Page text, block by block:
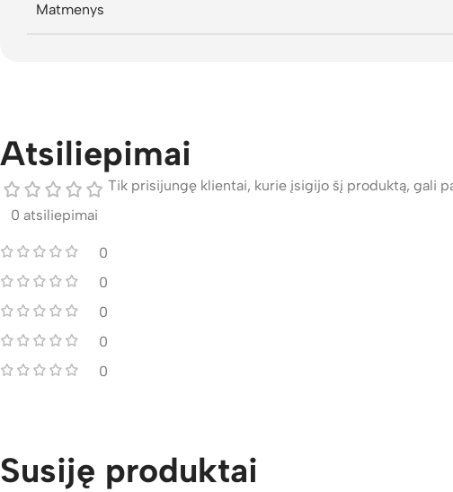
Matmenys
Atsiliepimai
0 atsiliepimai
0
0
0
0
0
Tik prisijungę klientai, kurie įsigijo šį produktą, gali
Susiję produktai